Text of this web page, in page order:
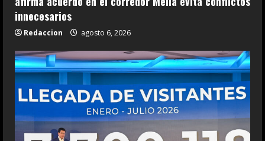
innecesarios
Redaccion agosto 6, 2026